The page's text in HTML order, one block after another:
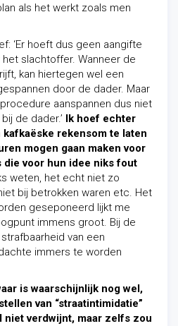
als het werkt zoals men
‘Er hoeft dus geen aangifte
slachtoffer. Wanneer de
kan hiertegen wel een
door de dader. Maar
aanspannen dus niet
de dader.’ Ik hoef echter
rekensom te laten
mogen gaan maken voor
voor hun idee niks fout
weten, het echt niet zo
bij betrokken waren etc. Het
geseponeerd lijkt me
immens groot. Bij de
van een
immers te worden
is waarschijnlijk nog wel,
van “straatintimidatie”
niet verdwijnt, maar zelfs zou